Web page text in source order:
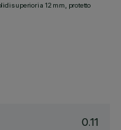
superiori a 12 mm, protetto
0.11